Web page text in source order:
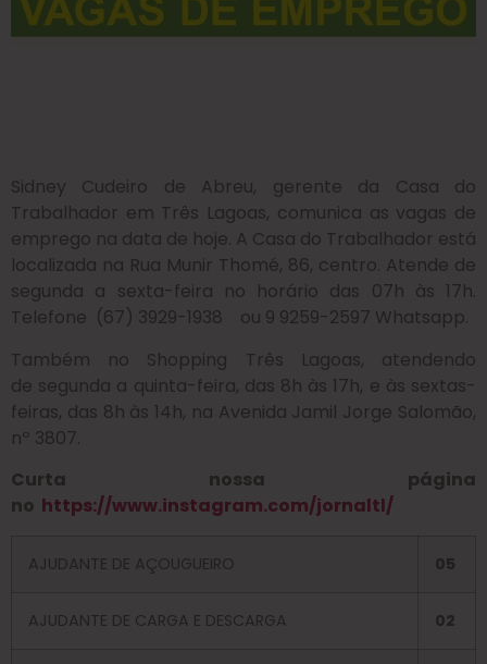
Sidney Cudeiro de Abreu, gerente da Casa do
Trabalhador em Três Lagoas, comunica as vagas de
emprego na data de hoje. A Casa do Trabalhador está
localizada na Rua Munir Thomé, 86, centro. Atende de
segunda a sexta-feira no horário das 07h às 17h.
Telefone (67) 3929-1938 ou 9 9259-2597 Whatsapp.
Também no Shopping Três Lagoas, atendendo
de segunda a quinta-feira, das 8h às 17h, e às sextas-
feiras, das 8h às 14h, na Avenida Jamil Jorge Salomão,
nº 3807.
Curta nossa página
no https://www.instagram.com/jornaltl/
AJUDANTE DE AÇOUGUEIRO 05
AJUDANTE DE CARGA E DESCARGA 02